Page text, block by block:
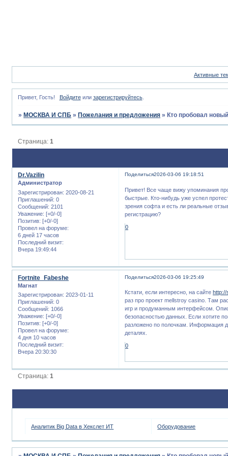
Активные
Привет, Гость! Войдитеили зарегистрируйтесь.
» МОСКВА И СПБ » Пожелания и предложения » Кто пробовал
Страница:1
Поделиться2026-03-06 19:18:51
Dr.Vazilin
Администратор
Зарегистрирован: 2020-08-21
Приглашений: 0
Сообщений: 2101
Уважение: [+0/-0]
Позитив: [+0/-0]
Провел на форуме:
6 дней 17 часов
Последний визит:
Вчера 19:49:44
Привет! Все чаще вижу упоминания
быстрые. Кто-нибудь уже успел
зрения софта и есть ли реальные
регистрацию?
0
Поделиться2026-03-06 19:25:49
Fortnite_Fabeshe
Магнат
Зарегистрирован: 2023-01-11
Приглашений: 0
Сообщений: 1066
Уважение: [+0/-0]
Позитив: [+0/-0]
Провел на форуме:
4 дня 10 часов
Последний визит:
Вчера 20:30:30
Кстати, если интересно, на сайте
раз про проект mellstroy casino. Там
игр и продуманным интерфейсом.
безопасностью данных. Если хотите
разложено по полочкам. Информация
деталях.
0
Страница:1
Аналитик Big Data в Хекслет ИТ Оборудование